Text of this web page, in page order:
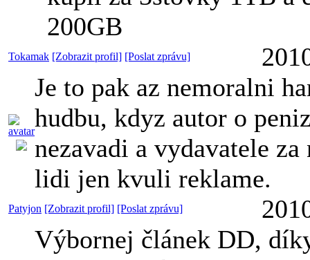
200GB
Tokamak [Zobrazit profil] [Poslat zprávu]
Je to pak az nemoralni
hudbu, kdyz autor o
nezavadi a vydavatele
lidi jen kvuli reklame.
Patyjon [Zobrazit profil] [Poslat zprávu]
Výbornej článek DD,